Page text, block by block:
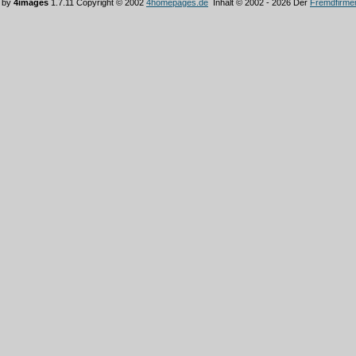
by 4images 1.7.11 Copyright © 2002 4homepages.de Inhalt © 2002 - 2026 Der